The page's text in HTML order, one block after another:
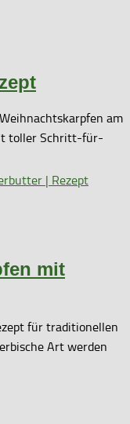
am
toller Schritt-für-
mit
für traditionellen
Art werden